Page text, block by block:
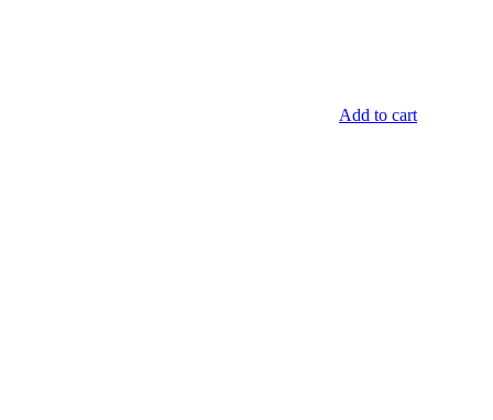
Add to cart